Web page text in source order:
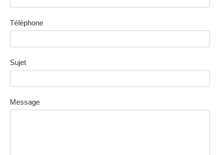
Téléphone
Sujet
Message